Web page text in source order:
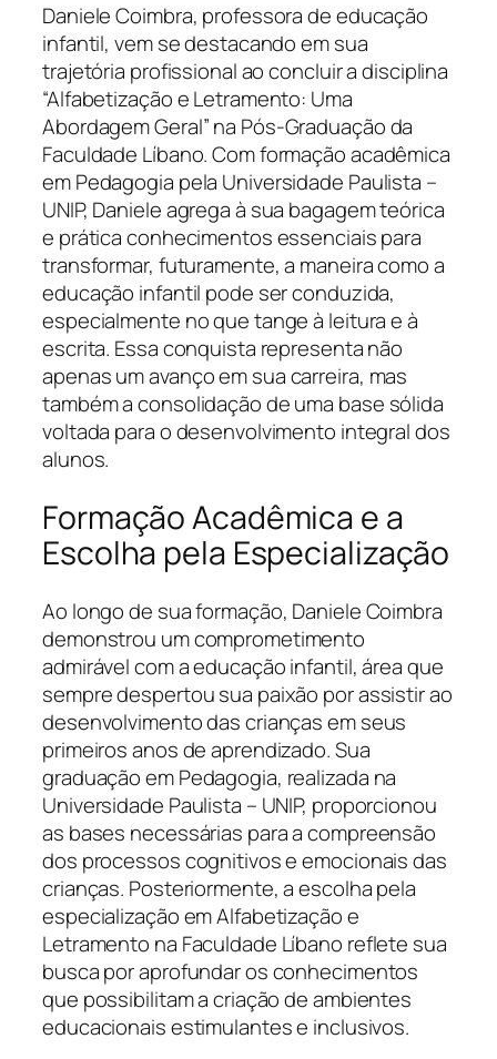
Daniele Coimbra, professora de educação
infantil, vem se destacando em sua
trajetória profissional ao concluir a disciplina
“Alfabetização e Letramento: Uma
Abordagem Geral” na Pós-Graduação da
Faculdade Líbano. Com formação acadêmica
em Pedagogia pela Universidade Paulista –
UNIP, Daniele agrega à sua bagagem teórica
e prática conhecimentos essenciais para
transformar, futuramente, a maneira como a
educação infantil pode ser conduzida,
especialmente no que tange à leitura e à
escrita. Essa conquista representa não
apenas um avanço em sua carreira, mas
também a consolidação de uma base sólida
voltada para o desenvolvimento integral dos
alunos.
Formação Acadêmica e a
Escolha pela Especialização
Ao longo de sua formação, Daniele Coimbra
demonstrou um comprometimento
admirável com a educação infantil, área que
sempre despertou sua paixão por assistir ao
desenvolvimento das crianças em seus
primeiros anos de aprendizado. Sua
graduação em Pedagogia, realizada na
Universidade Paulista – UNIP, proporcionou
as bases necessárias para a compreensão
dos processos cognitivos e emocionais das
crianças. Posteriormente, a escolha pela
especialização em Alfabetização e
Letramento na Faculdade Líbano reflete sua
busca por aprofundar os conhecimentos
que possibilitam a criação de ambientes
educacionais estimulantes e inclusivos.